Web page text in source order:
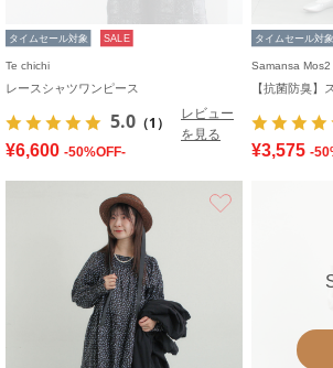
タイムセール対象 SALE
Te chichi
レースシャツワンピース
5.0 （1）
レビュー
を見る
¥6,600 -50%OFF-
タイムセール対象
Samansa Mos2
¥3,575 -